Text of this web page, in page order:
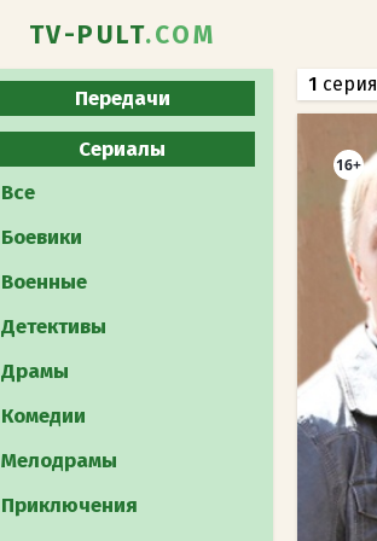
TV-PULT.COM
Передачи
Юмористическое
Развлекательное
Познавательное
Реалити-шоу
Музыкальное
Кулинарное
Телеигра
Шоу талантов
Сериалы
Все
Боевики
Военные
Детективы
Драмы
Комедии
Мелодрамы
Приключения
1 серия